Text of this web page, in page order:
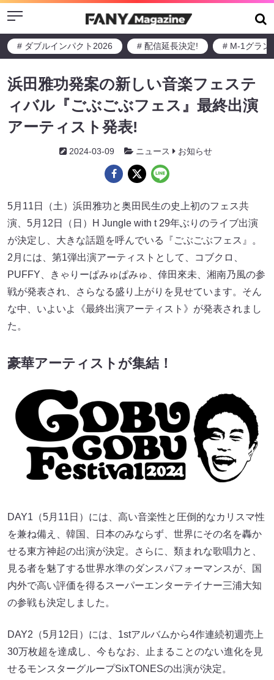
Menu
# ダブルインパクト2026 # 配信延長決定! # M-1グラン
浜田雅功発案の新しい音楽フェステ
ィバル『ごぶごぶフェス』最終出演
アーティスト発表!
2024-03-09 ニュース お知らせ
5月11日（土）浜田雅功と奥田民生の史上初のフェス共
演、5月12日（日）H Jungle with t 29年ぶりのライブ出演
が決定し、大きな話題を呼んでいる『ごぶごぶフェス』。
2月には、第1弾出演アーティストとして、コブクロ、
PUFFY、きゃりーぱみゅぱみゅ、倖田來未、湘南乃風の参
戦が発表され、さらなる盛り上がりを見せています。そん
な中、いよいよ《最終出演アーティスト》が発表されまし
た。
豪華アーティストが集結！
DAY1（5月11日）には、高い音楽性と圧倒的なカリスマ性
を兼ね備え、韓国、日本のみならず、世界にその名を轟か
せる東方神起の出演が決定。さらに、類まれな歌唱力と、
見る者を魅了する世界水準のダンスパフォーマンスが、国
内外で高い評価を得るスーパーエンターテイナー三浦大知
の参戦も決定しました。
DAY2（5月12日）には、1stアルバムから4作連続初週売上
30万枚超を達成し、今もなお、止まることのない進化を見
せるモンスターグループSixTONESの出演が決定。